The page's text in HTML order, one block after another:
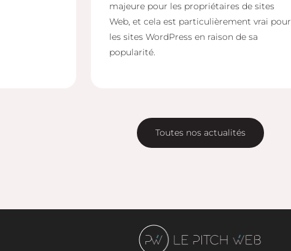
majeure pour les propriétaires de sites
Web, et cela est particulièrement vrai pour
les sites WordPress en raison de sa
popularité.
Toutes nos actualités